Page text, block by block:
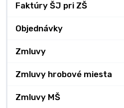
Faktúry ŠJ pri ZŠ
Objednávky
Zmluvy
Zmluvy hrobové miesta
Zmluvy MŠ